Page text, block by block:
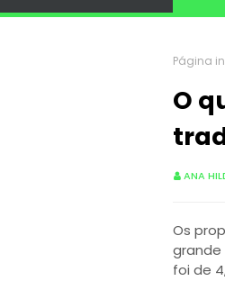
Página
O
ANA
Os
foi de